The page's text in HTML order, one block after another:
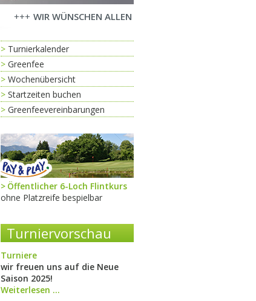
WIR WÜNSCHEN ALLEN UNSEREN MITGLIEDERN UND
Turnierkalender
Greenfee
Wochenübersicht
Startzeiten buchen
Greenfeevereinbarungen
Öffentlicher 6-Loch Flintkurs
ohne Platzreife bespielbar
Turniervorschau
Turniere
wir freuen uns auf die Neue
Saison 2025!
Weiterlesen …